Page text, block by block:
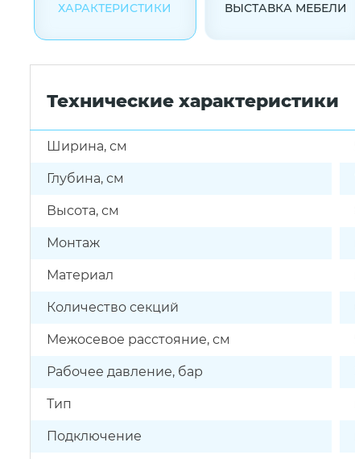
ХАРАКТЕРИСТИКИ ВЫСТАВКА МЕБЕЛИ
Технические характеристики
Ширина, см
Глубина, см
Высота, см
Монтаж
Материал
Количество секций
Межосевое расстояние, см
Рабочее давление, бар
Тип
Подключение